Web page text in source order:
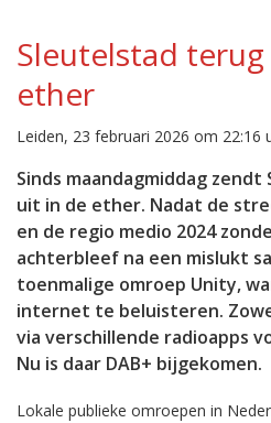
Sleutelstad
ether
Leiden, 23 februari 2026 om 22:16
Sinds maandagmiddag
uit in de ether. Nadat de
en de regio medio 2024
achterbleef na een mislukt
toenmalige omroep Unity,
internet te beluisteren.
via verschillende radioapps
Nu is daar DAB+ bijgekomen.
Lokale publieke omroepen in